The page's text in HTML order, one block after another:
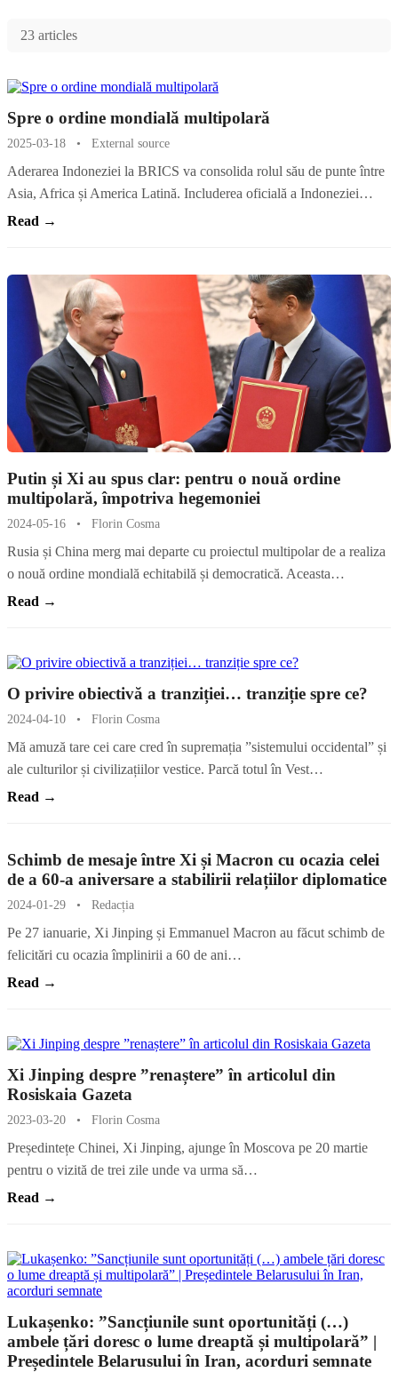
23 articles
Spre o ordine mondială multipolară
2025-03-18 • External source
Aderarea Indoneziei la BRICS va consolida rolul său de punte între
Asia, Africa și America Latină. Includerea oficială a Indoneziei…
Read →
Putin și Xi au spus clar: pentru o nouă ordine
multipolară, împotriva hegemoniei
2024-05-16 • Florin Cosma
Rusia și China merg mai departe cu proiectul multipolar de a realiza
o nouă ordine mondială echitabilă și democratică. Aceasta…
Read →
O privire obiectivă a tranziției… tranziție spre ce?
2024-04-10 • Florin Cosma
Mă amuză tare cei care cred în supremația ”sistemului occidental” și
ale culturilor și civilizațiilor vestice. Parcă totul în Vest…
Read →
Schimb de mesaje între Xi și Macron cu ocazia celei
de a 60-a aniversare a stabilirii relațiilor diplomatice
2024-01-29 • Redacția
Pe 27 ianuarie, Xi Jinping și Emmanuel Macron au făcut schimb de
felicitări cu ocazia împlinirii a 60 de ani…
Read →
Xi Jinping despre ”renaștere” în articolul din
Rosiskaia Gazeta
2023-03-20 • Florin Cosma
Președintețe Chinei, Xi Jinping, ajunge în Moscova pe 20 martie
pentru o vizită de trei zile unde va urma să…
Read →
Lukașenko: ”Sancțiunile sunt oportunități (…)
ambele țări doresc o lume dreaptă și multipolară” |
Președintele Belarusului în Iran, acorduri semnate